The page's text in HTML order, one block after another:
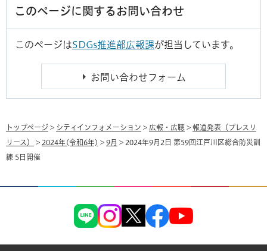
このページに関するお問い合わせ
このページはSDGs推進部広報課が担当しています。
トップページ > シティインフォメーション > 広報・広聴 > 報道発表（プレスリ
リース） > 2024年(令和6年) > 9月 > 2024年9月2日 第59回江戸川区総合防災訓
練 5日開催